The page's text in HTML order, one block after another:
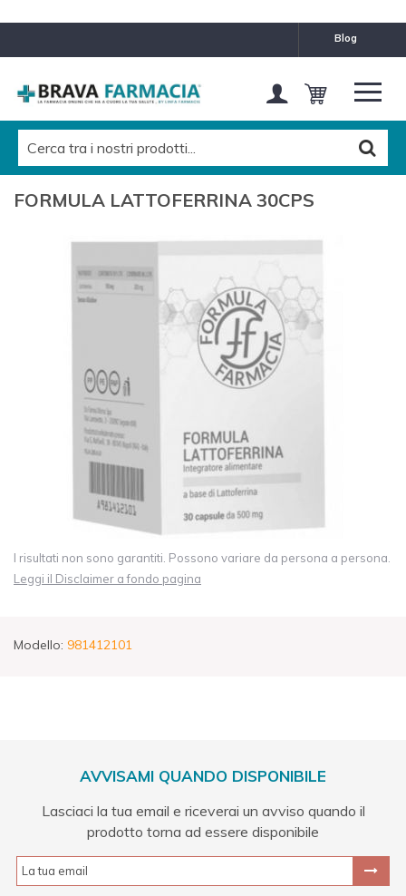
blog
FORMULA LATTOFERRINA 30CPS
I risultati non sono garantiti. Possono variare da persona a persona.
Leggi il Disclaimer a fondo pagina
Modello: 981412101
AVVISAMI QUANDO DISPONIBILE
Lasciaci la tua email e riceverai un avviso quando il
prodotto torna ad essere disponibile